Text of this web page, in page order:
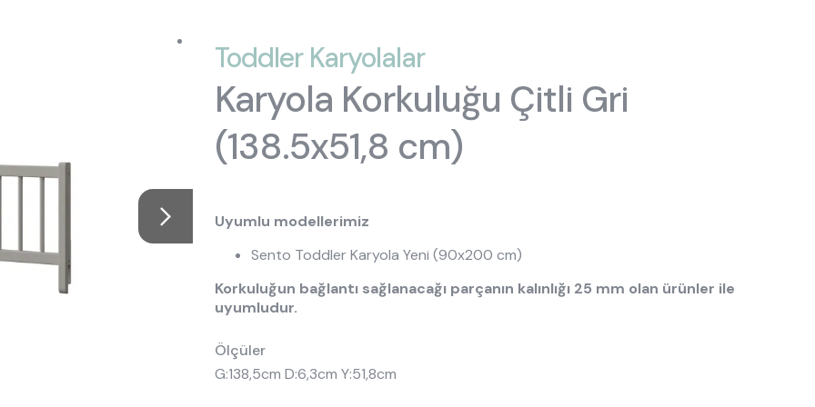
Şifonyer Aynaları Şifonyerler
Yavru Karyolalar
Tasarımın Hikayesi
Bilgi Toplumu Hizmetleri
Toddler Karyolalar
Karyola Korkuluğu Çitli Gri
(138.5x51,8 cm)
Uyumlu modellerimiz
Sento Toddler Karyola Yeni (90x200 cm)
Korkuluğun bağlantı sağlanacağı parçanın kalınlığı 25 mm olan ürünler ile
uyumludur.
Ölçüler
G:138,5cm D:6,3cm Y:51,8cm